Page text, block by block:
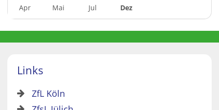
Apr Mai Jul Dez
Links
ZfL Köln